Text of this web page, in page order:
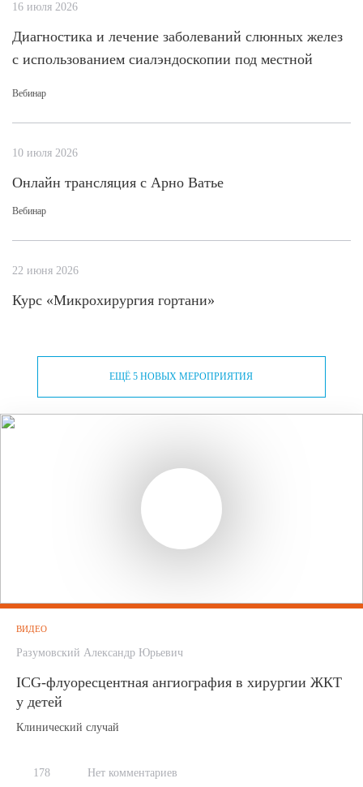
16 июля 2026
Диагностика и лечение заболеваний слюнных желез
с использованием сиалэндоскопии под местной
Вебинар
10 июля 2026
Онлайн трансляция с Арно Ватье
Вебинар
22 июня 2026
Курс «Микрохирургия гортани»
ЕЩЁ 5 НОВЫХ МЕРОПРИЯТИЯ
ВИДЕО
Разумовский Александр Юрьевич
ICG-флуоресцентная ангиография в хирургии ЖКТ
у детей
Клинический случай
178 Нет комментариев